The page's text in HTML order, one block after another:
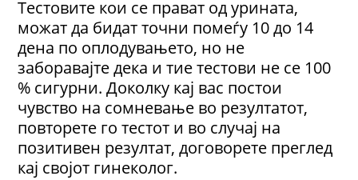
Тестовите кои се прават од урината,
можат да бидат точни помеѓу 10 до 14
дена по оплодувањето, но не
заборавајте дека и тие тестови не се 100
% сигурни. Доколку кај вас постои
чувство на сомневање во резултатот,
повторете го тестот и во случај на
позитивен резултат, договорете преглед
кај својот гинеколог.